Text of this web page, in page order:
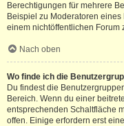
Berechtigungen für mehrere
Beispiel zu Moderatoren
einem nichtöffentlichen Forum
Nach oben
Wo finde ich die
Du findest die
Bereich. Wenn du einer
entsprechenden Schaltfläche
offen. Einige erfordern erst